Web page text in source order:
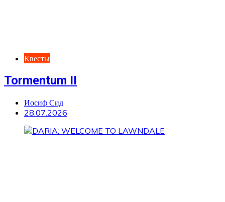
Квесты
Tormentum II
Иосиф Сид
28.07.2026